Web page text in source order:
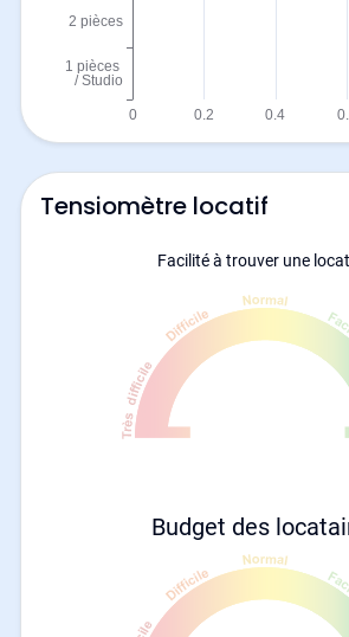
Tensiomètre locatif
Facilité à trouver une
Budget des